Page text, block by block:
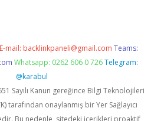
E-mail: backlinkpaneli@gmail.com Teams:
Whatsapp: 0262 606 0 726 Telegram:
@karabul
Sayılı Kanun gereğince Bilgi Teknolojileri
tarafından onaylanmış bir Yer Sağlayıcı
Bu nedenle, sitedeki içerikleri proaktif